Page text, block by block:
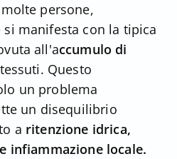
persone,
manifesta con la tipica
all'accumulo di
Questo
un problema
un disequilibrio
a ritenzione idrica,
infiammazione locale.